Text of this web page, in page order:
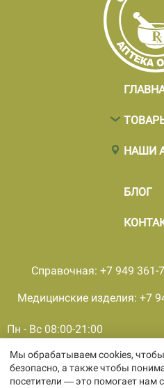
НАШИ
БЛОГ
Пн - Вс 08:00-21:00
Справочная: +7 949 361-
Медицинские изделия: +7
© 2001 - 2026, все права
Мединвест», ИНН
Мы обрабатываем cookies, чтобы
безопасно, а также чтобы
посетители — это помогает нам